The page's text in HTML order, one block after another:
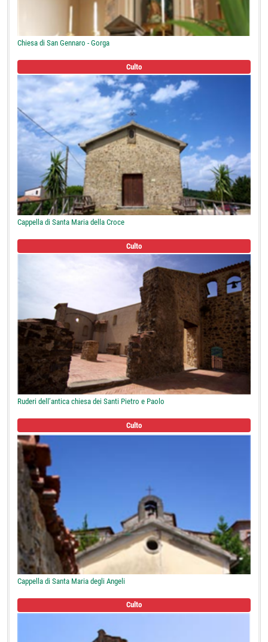
Chiesa di San Gennaro - Gorga
Culto
Cappella di Santa Maria della Croce
Culto
Ruderi dell’antica chiesa dei Santi Pietro e Paolo
Culto
Cappella di Santa Maria degli Angeli
Culto